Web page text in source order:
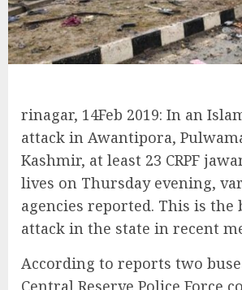
rinagar, 14Feb 2019: In an
attack in Awantipora,
Kashmir, at least 23 CRPF
lives on Thursday evening,
agencies reported. This is
attack in the state in recent
According to reports two